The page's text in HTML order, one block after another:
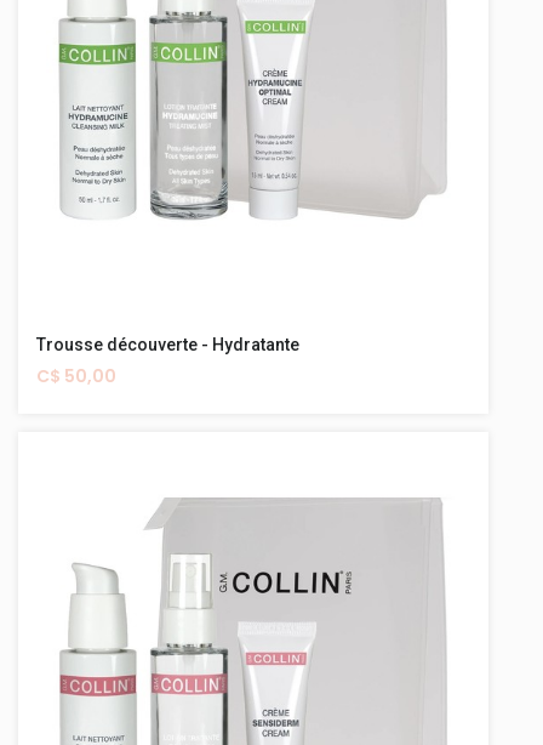
Trousse découverte - Hydratante
C$ 50,00